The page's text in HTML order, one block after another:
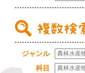
ジャンル
科目